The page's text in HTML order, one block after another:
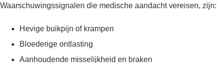
Waarschuwingssignalen die medische aandacht vereisen, zijn:
Hevige buikpijn of krampen
Bloederige ontlasting
Aanhoudende misselijkheid en braken